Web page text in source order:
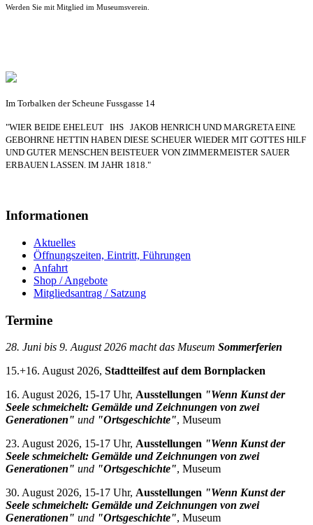
Werden Sie mit Mitglied im Museumsverein.
Im Torbalken der Scheune Fussgasse 14
"WIER BEIDE EHELEUT IHS JAKOB HENRICH UND MARGRETA EINE
GEBOHRNE HETTIN HABEN DIESE SCHEUER WIEDER MIT GOTTES HILF
UND GUTER MENSCHEN BEISTEUER VON ZIMMERMEISTER SAUER
ERBAUEN LASSEN. IM JAHR 1818."
Informationen
Aktuelles
Öffnungszeiten, Eintritt, Führungen
Anfahrt
Shop / Angebote
Mitgliedsantrag / Satzung
Termine
28. Juni bis 9. August 2026 macht das Museum Sommerferien
15.+16. August 2026, Stadtteilfest auf dem Bornplacken
16. August 2026, 15-17 Uhr, Ausstellungen "Wenn Kunst der
Seele schmeichelt: Gemälde und Zeichnungen von zwei
Generationen" und "Ortsgeschichte", Museum
23. August 2026, 15-17 Uhr, Ausstellungen "Wenn Kunst der
Seele schmeichelt: Gemälde und Zeichnungen von zwei
Generationen" und "Ortsgeschichte", Museum
30. August 2026, 15-17 Uhr, Ausstellungen "Wenn Kunst der
Seele schmeichelt: Gemälde und Zeichnungen von zwei
Generationen" und "Ortsgeschichte", Museum